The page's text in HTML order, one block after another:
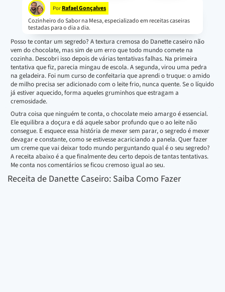
Por Rafael Gonçalves
Cozinheiro do Sabor na Mesa, especializado em receitas caseiras
testadas para o dia a dia.
Posso te contar um segredo? A textura cremosa do Danette caseiro não
vem do chocolate, mas sim de um erro que todo mundo comete na
cozinha. Descobri isso depois de várias tentativas falhas. Na primeira
tentativa que fiz, parecia mingau de escola. A segunda, virou uma pedra
na geladeira. Foi num curso de confeitaria que aprendi o truque: o amido
de milho precisa ser adicionado com o leite frio, nunca quente. Se o líquido
já estiver aquecido, forma aqueles gruminhos que estragam a
cremosidade.
Outra coisa que ninguém te conta, o chocolate meio amargo é essencial.
Ele equilibra a doçura e dá aquele sabor profundo que o ao leite não
consegue. E esquece essa história de mexer sem parar, o segredo é mexer
devagar e constante, como se estivesse acariciando a panela. Quer fazer
um creme que vai deixar todo mundo perguntando qual é o seu segredo?
A receita abaixo é a que finalmente deu certo depois de tantas tentativas.
Me conta nos comentários se ficou cremoso igual ao seu.
Receita de Danette Caseiro: Saiba Como Fazer